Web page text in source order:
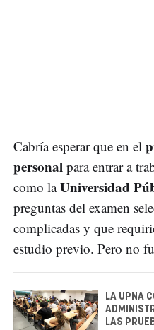
Cabría esperar que en el
personal para entrar a
como laUniversidad
preguntas del examen
complicadas y que
estudio previo. Pero no
LA UPNA
LAS